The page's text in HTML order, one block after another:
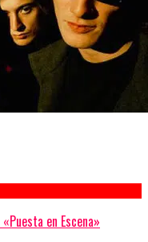
en Escena»